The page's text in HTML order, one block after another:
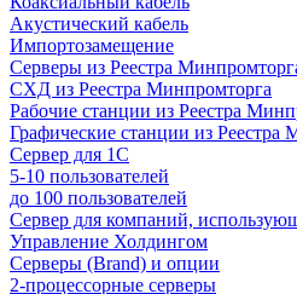
Акустический кабель
Импортозамещение
Серверы из Реестра
СХД из Реестра Минпромторга
Рабочие станции из Реестра
Графические станции из Реестра
Сервер для 1С
5-10 пользователей
до 100 пользователей
Сервер для компаний,
Управление Холдингом
Серверы (Brand) и опции
2-процессорные серверы